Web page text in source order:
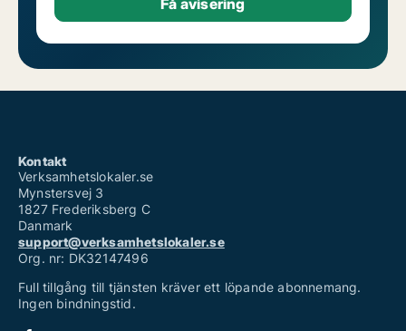
Kontakt
Verksamhetslokaler.se
Mynstersvej 3
1827 Frederiksberg C
Danmark
support@verksamhetslokaler.se
Org. nr: DK32147496
Full tillgång till tjänsten kräver ett löpande abonnemang.
Ingen bindningstid.